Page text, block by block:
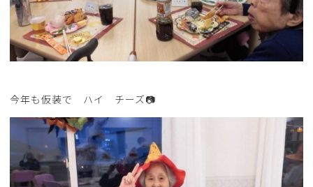
今年も仮装で ハイ チーズ📷